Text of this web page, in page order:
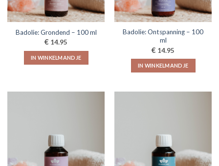
Badolie: Grondend – 100 ml
€ 14.95
IN WINKELMANDJE
Badolie: Ontspanning – 100
ml
€ 14.95
IN WINKELMANDJE